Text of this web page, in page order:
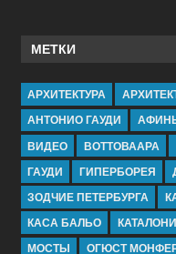
МЕТКИ
АРХИТЕКТУРА
АНТОНИО ГАУДИ
ВИДЕО
ВОТТОВААРА
ГАУДИ
ГИПЕРБОРЕЯ
ЗОДЧИЕ ПЕТЕРБУРГА
КАСА БАЛЬО
МОСТЫ
ОГЮСТ